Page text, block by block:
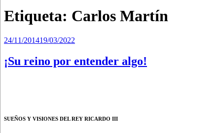
Etiqueta: Carlos Martín
Publicado
24/11/201419/03/2022
¡Su reino por entender algo!
SUEÑOS Y VISIONES DEL REY RICARDO III